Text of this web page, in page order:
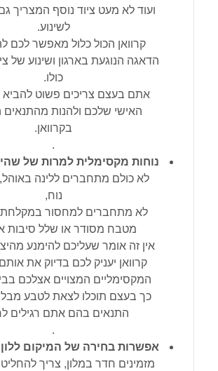
ועוד לא מעט ציוד נוסף המצריך
לשינוע.
קרוואן הכול כלול מאפשר לכם
הדאגה הנוגעת בארגון ושינוע של
כולו.
אתם בעצם צריכים פשוט להביא
האישי שלכם ולהנות מהתנאים
בקרוואן.
.
נוחות מקסימלית למרות של
לא כולם מתחברים ללינה
נוח,
לא מתחברים למחסור
מטבח מסודר או שלל סיבות
אין זה אומר שעליכם להימנע
קרוואן יעניק לכם בדיוק את
המקסימליים המצויים אצלכם
כך בעצם תוכלו לצאת לטבע
התנאים בהם אתם רגילים
.
אפשרות בחירה של המיקום ללון
מזמינים חדר במלון, צריך